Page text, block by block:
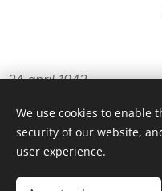
24 april 1942
© 2025 Jean Bourgeois,
We use cookies to enable
security of our website,
user experience.